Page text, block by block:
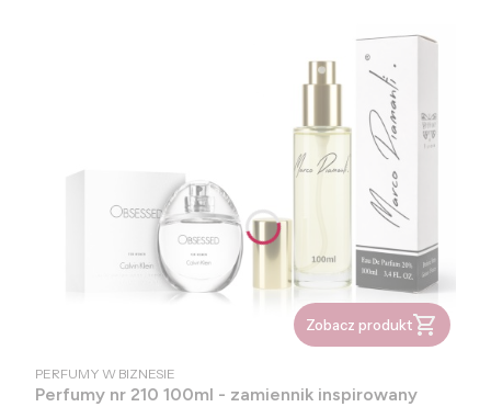
Zobacz produkt
PRODUCENT
PERFUMY W BIZNESIE
Perfumy nr 210 100ml - zamiennik inspirowany